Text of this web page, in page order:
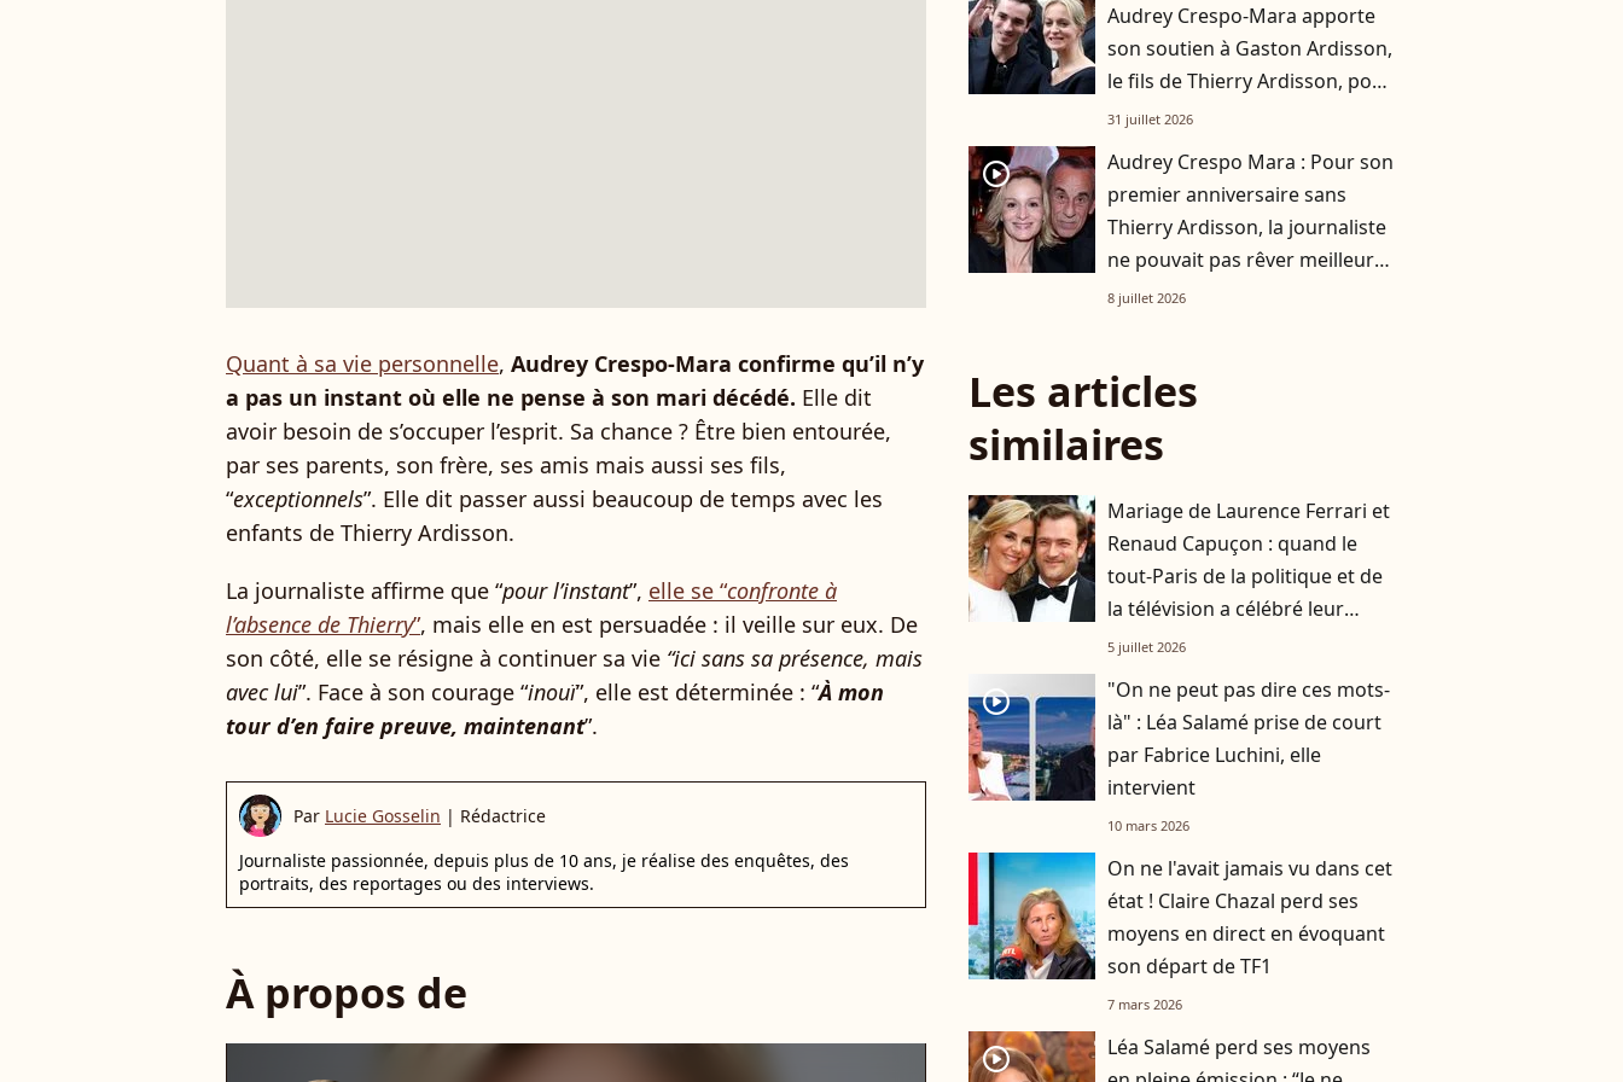
Quant à sa vie personnelle, Audrey Crespo-Mara confirme qu’il n’y
a pas un instant où elle ne pense à son mari décédé. Elle dit
avoir besoin de s’occuper l’esprit. Sa chance ? Être bien entourée,
par ses parents, son frère, ses amis mais aussi ses fils,
“exceptionnels”. Elle dit passer aussi beaucoup de temps avec les
enfants de Thierry Ardisson.
La journaliste affirme que “pour l’instant”, elle se “confronte à
l’absence de Thierry”, mais elle en est persuadée : il veille sur eux. De
son côté, elle se résigne à continuer sa vie “ici sans sa présence, mais
avec lui”. Face à son courage “inouï”, elle est déterminée : “À mon
tour d’en faire preuve, maintenant”.
Par Lucie Gosselin | Rédactrice
Journaliste passionnée, depuis plus de 10 ans, je réalise des enquêtes, des
portraits, des reportages ou des interviews.
À propos de
Audrey Crespo-Mara apporte
son soutien à Gaston Ardisson,
le fils de Thierry Ardisson, pour
son nouveau projet
31 juillet 2026
player2
Audrey Crespo Mara : Pour son
premier anniversaire sans
Thierry Ardisson, la journaliste
ne pouvait pas rêver meilleure
compagnie
8 juillet 2026
Les articles
similaires
Mariage de Laurence Ferrari et
Renaud Capuçon : quand le
tout-Paris de la politique et de
la télévision a célébré leur
union
5 juillet 2026
player2
"On ne peut pas dire ces mots-
là" : Léa Salamé prise de court
par Fabrice Luchini, elle
intervient
10 mars 2026
On ne l'avait jamais vu dans cet
état ! Claire Chazal perd ses
moyens en direct en évoquant
son départ de TF1
7 mars 2026
player2
Léa Salamé perd ses moyens